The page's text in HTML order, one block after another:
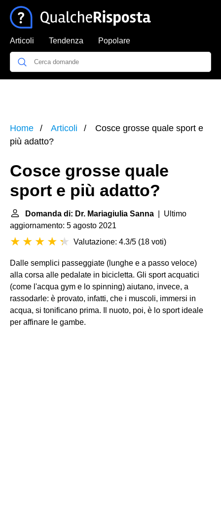
Articoli Tendenza Popolare
Home Articoli
Cosce grosse quale sport e
più adatto?
Cosce grosse quale
sport e più adatto?
Domanda di: Dr. Mariagiulia Sanna | Ultimo
aggiornamento: 5 agosto 2021
Valutazione: 4.3/5 (18 voti)
Dalle semplici passeggiate (lunghe e a passo veloce)
alla corsa alle pedalate in bicicletta. Gli sport acquatici
(come l'acqua gym e lo spinning) aiutano, invece, a
rassodarle: è provato, infatti, che i muscoli, immersi in
acqua, si tonificano prima. Il nuoto, poi, è lo sport ideale
per affinare le gambe.